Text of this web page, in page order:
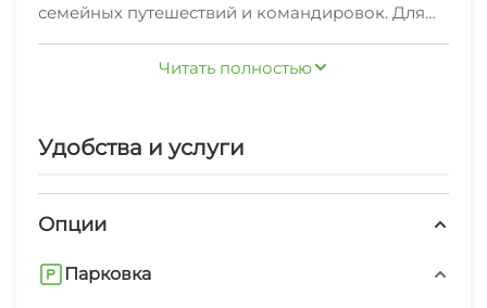
семейных путешествий и командировок. Для
каждого гостям мы приготовили
индивидуальные постельные и туалетные
сахар и другие продукты первой
кресла, журнальный стол, кухонная плита,
стульев.Ж/д вокзал, магазин "Магнит", Сбербанк
Читать полностью
Удобства и услуги
Опции
Парковка